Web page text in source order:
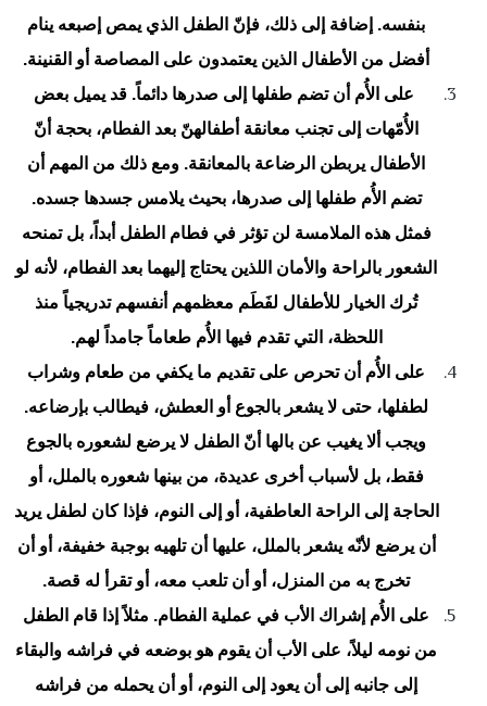
بنفسه. إضافة إلى ذلك، فإنّ الطفل الذي يمص إصبعه ينام
أفضل من الأطفال الذين يعتمدون على المصاصة أو القنينة.
على الأُم أن تضم طفلها إلى صدرها دائماً. قد يميل بعض
الأُمّهات إلى تجنب معانقة أطفالهنّ بعد الفطام، بحجة أنّ
الأطفال يربطن الرضاعة بالمعانقة. ومع ذلك من المهم أن
تضم الأُم طفلها إلى صدرها، بحيث يلامس جسدها جسده.
فمثل هذه الملامسة لن تؤثر في فطام الطفل أبداً، بل تمنحه
الشعور بالراحة والأمان اللذين يحتاج إليهما بعد الفطام، لأنه لو
تُرك الخيار للأطفال لفَطَم معظمهم أنفسهم تدريجياً منذ
اللحظة، التي تقدم فيها الأُم طعاماً جامداً لهم.
على الأُم أن تحرص على تقديم ما يكفي من طعام وشراب
لطفلها، حتى لا يشعر بالجوع أو العطش، فيطالب بإرضاعه.
ويجب ألا يغيب عن بالها أنّ الطفل لا يرضع لشعوره بالجوع
فقط، بل لأسباب أخرى عديدة، من بينها شعوره بالملل، أو
الحاجة إلى الراحة العاطفية، أو إلى النوم، فإذا كان لطفل يريد
أن يرضع لأنّه يشعر بالملل، عليها أن تلهيه بوجبة خفيفة، أو أن
تخرج به من المنزل، أو أن تلعب معه، أو تقرأ له قصة.
على الأُم إشراك الأب في عملية الفطام. مثلاً إذا قام الطفل
من نومه ليلاً، على الأب أن يقوم هو بوضعه في فراشه والبقاء
إلى جانبه إلى أن يعود إلى النوم، أو أن يحمله من فراشه